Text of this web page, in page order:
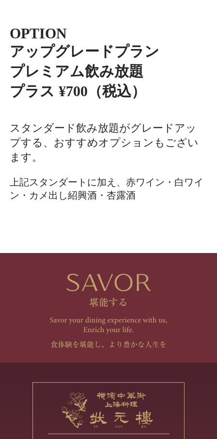
OPTION
アップグレードプラン
プレミアム飲み放題
プラス ¥700（税込）
スタンダード飲み放題がグレードアッ
プする、おすすめオプションもござい
ます。
上記スタンダートに加え、赤ワイン・白ワイ
ン・カメ出し紹興酒・杏露酒